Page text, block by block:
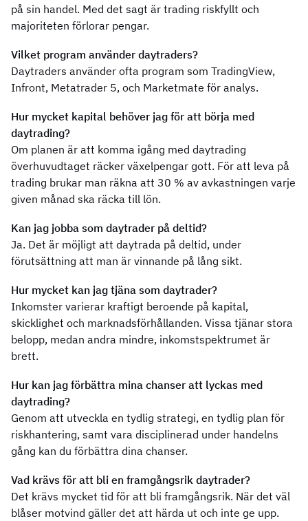
på sin handel. Med det sagt är trading riskfyllt och
majoriteten förlorar pengar.
Vilket program använder daytraders?
Daytraders använder ofta program som TradingView,
Infront, Metatrader 5, och Marketmate för analys.
Hur mycket kapital behöver jag för att börja med
daytrading?
Om planen är att komma igång med daytrading
överhuvudtaget räcker växelpengar gott. För att leva på
trading brukar man räkna att 30 % av avkastningen varje
given månad ska räcka till lön.
Kan jag jobba som daytrader på deltid?
Ja. Det är möjligt att daytrada på deltid, under
förutsättning att man är vinnande på lång sikt.
Hur mycket kan jag tjäna som daytrader?
Inkomster varierar kraftigt beroende på kapital,
skicklighet och marknadsförhållanden. Vissa tjänar stora
belopp, medan andra mindre, inkomstspektrumet är
brett.
Hur kan jag förbättra mina chanser att lyckas med
daytrading?
Genom att utveckla en tydlig strategi, en tydlig plan för
riskhantering, samt vara disciplinerad under handelns
gång kan du förbättra dina chanser.
Vad krävs för att bli en framgångsrik daytrader?
Det krävs mycket tid för att bli framgångsrik. När det väl
blåser motvind gäller det att härda ut och inte ge upp.